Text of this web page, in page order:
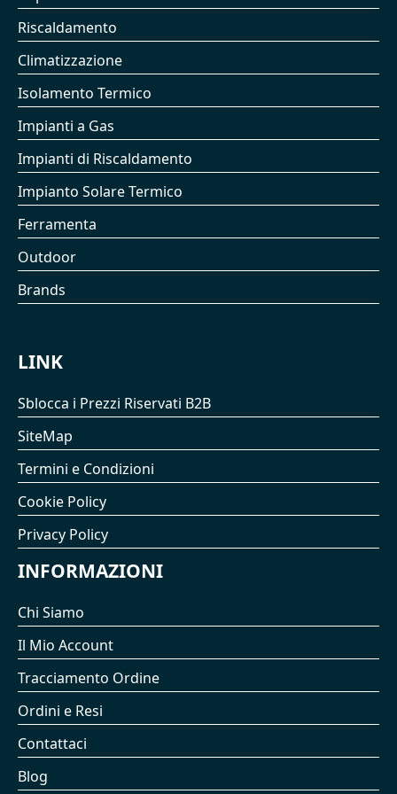
Riscaldamento
Climatizzazione
Isolamento Termico
Impianti a Gas
Impianti di Riscaldamento
Impianto Solare Termico
Ferramenta
Outdoor
Brands
LINK
Sblocca i Prezzi Riservati B2B
SiteMap
Termini e Condizioni
Cookie Policy
Privacy Policy
INFORMAZIONI
Chi Siamo
Il Mio Account
Tracciamento Ordine
Ordini e Resi
Contattaci
Blog